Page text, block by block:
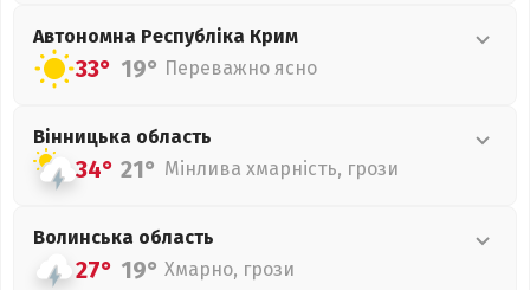
Автономна Республіка Крим
33° 19° Переважно ясно
Вінницька область
34° 21° Мінлива хмарність, грози
Волинська область
27° 19° Хмарно, грози